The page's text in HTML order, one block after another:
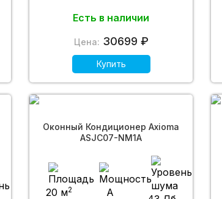
Есть в наличии
Цена: 30699 ₽
Купить
Оконный Кондиционер Axioma
ASJC07-NM1A
20 м2 A